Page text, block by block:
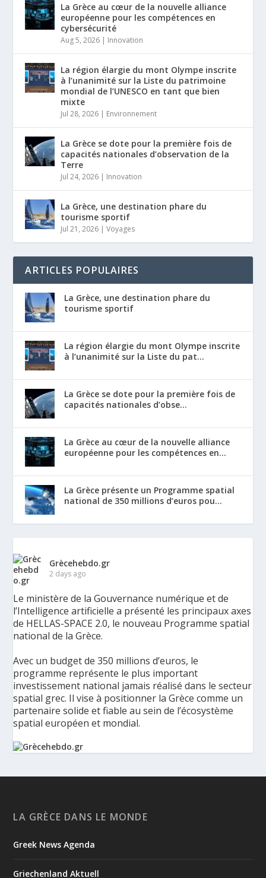
La Grèce au cœur de la nouvelle alliance
européenne pour les compétences en
cybersécurité
Aug 5, 2026 | Innovation
La région élargie du mont Olympe inscrite
à l’unanimité sur la Liste du patrimoine
mondial de l’UNESCO en tant que bien
mixte
Jul 28, 2026 | Environnement
La Grèce se dote pour la première fois de
capacités nationales d’observation de la
Terre
Jul 24, 2026 | Innovation
La Grèce, une destination phare du
tourisme sportif
Jul 21, 2026 |Voyages
ARTICLES POPULAIRES
La Grèce, une destination phare du
tourisme sportif
La région élargie du mont Olympe inscrite
à l’unanimité sur la Liste du pat...
La Grèce se dote pour la première fois de
capacités nationales d’obse...
La Grèce au cœur de la nouvelle alliance
européenne pour les compétences en...
La Grèce présente un Programme spatial
national de 350 millions d’euros pou...
Grècehebdo.gr
2 days ago
Le ministère de la Gouvernance numérique et de
l’Intelligence artificielle a présenté les principaux axes
de HELLAS-SPACE 2.0, le nouveau Programme spatial
national de la Grèce.
Avec un budget de 350 millions d’euros, le
programme représente le plus important
investissement national jamais réalisé dans le secteur
spatial grec. Il vise à positionner la Grèce comme un
partenaire solide et fiable au sein de l’écosystème
spatial européen et mondial.
350 millions d’euros pour renforcer la sécurité,
l’Intelligence artificielle a présenté les principaux axes de
la Grèce, une initiative de 350 millions d’euros destinée à
LA GRÈCE DANS LE MONDE
Greek News Agenda
Griechenland Aktuell